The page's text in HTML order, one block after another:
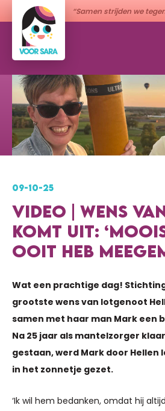
“Samen strijden we
09-10-25
VIDEO | WENS
KOMT UIT:
OOIT HEB
Wat een prachtige dag!
grootste wens van lotgenoot
samen met haar man Mark een
Na 25 jaar als mantelzorger
gestaan, werd Mark door
in het zonnetje gezet.
‘Ik wil hem bedanken, omdat hij